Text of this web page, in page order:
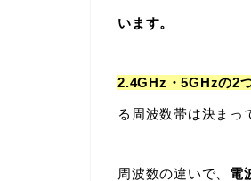
います。
2.4GHz・5GHzの2
る周波数帯は決まっ
周波数の違いで、 電